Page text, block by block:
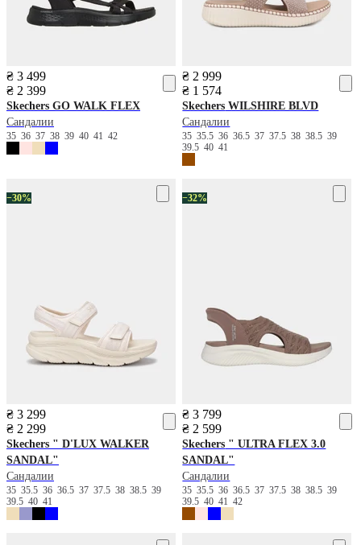
₴ 3 499
₴ 2 399
Skechers GO WALK FLEX
Сандалии
35 36 37 38 39 40 41 42
₴ 2 999
₴ 1 574
Skechers WILSHIRE BLVD
Сандалии
3535.53636.53737.53838.539
39.54041
−30%
₴ 3 299
₴ 2 299
Skechers " D'LUX WALKER
SANDAL"
Сандалии
35 35.5 36 36.5 37 37.5 38 38.5 39
39.5 40 41
−32%
₴ 3 799
₴ 2 599
Skechers " ULTRA FLEX 3.0
SANDAL"
Сандалии
3535.53636.53737.53838.539
39.5404142